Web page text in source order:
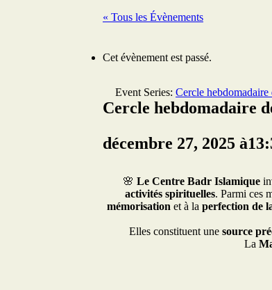
« Tous les Évènements
Cet évènement est passé.
Event Series: Cercle
Cercle hebdomadaire
décembre 27, 2025
🌸 Le Centre Badr Islamique
activités spirituelles. Parmi ces
mémorisation et à la perfection de
Elles constituent une source
La